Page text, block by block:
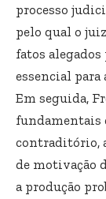
processo
pelo qual o
fatos
essencial para
Em seguida,
fundamentais
contraditório,
de motivação
a produção